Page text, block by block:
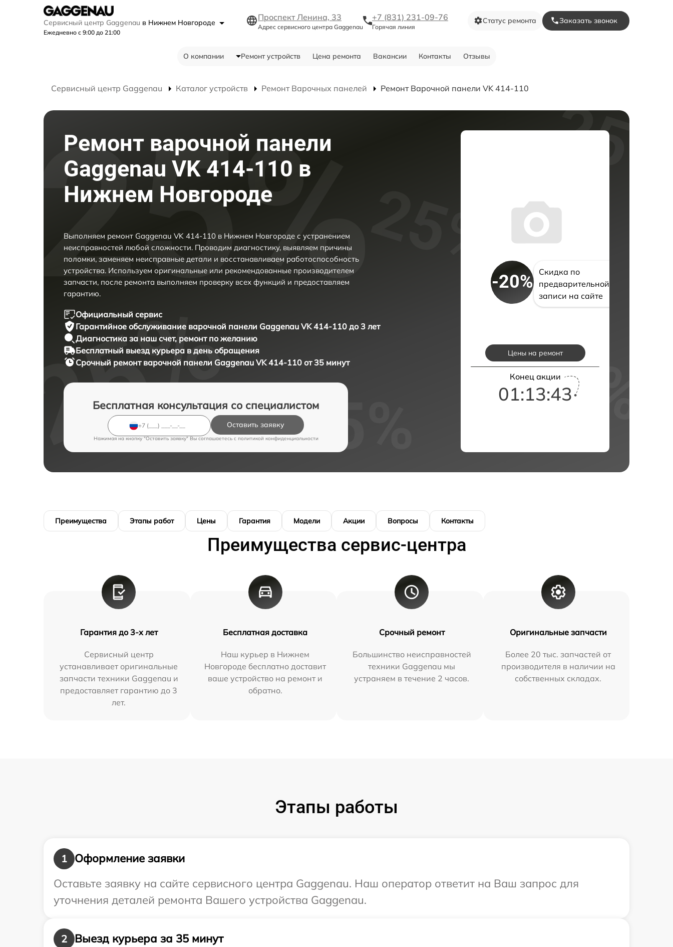
Сервисный центр Gaggenau в Нижнем Новгороде
Ежедневно с 9:00 до 21:00
Проспект Ленина, 33
Адрес сервисного центра Gaggenau
+7 (831) 231-09-76
Горячая линия
Статус ремонта Заказать звонок
О компании Ремонт устройств Цена ремонта Вакансии Контакты Отзывы
Сервисный центр Gaggenau Каталог устройств Ремонт Варочных панелей Ремонт Варочной панели VK 414-110
Ремонт варочной панели
Gaggenau VK 414-110 в
Нижнем Новгороде
Выполняем ремонт Gaggenau VK 414-110 в Нижнем Новгороде с устранением
неисправностей любой сложности. Проводим диагностику, выявляем причины
поломки, заменяем неисправные детали и восстанавливаем работоспособность
устройства. Используем оригинальные или рекомендованные производителем
запчасти, после ремонта выполняем проверку всех функций и предоставляем
гарантию.
Официальный сервис
Гарантийное обслуживание варочной панели Gaggenau VK 414-110 до 3 лет
Диагностика за наш счет, ремонт по желанию
Бесплатный выезд курьера в день обращения
Срочный ремонт варочной панели Gaggenau VK 414-110 от 35 минут
Бесплатная консультация со специалистом
Оставить заявку
Нажимая на кнопку "Оставить заявку" Вы соглашаетесь c политикой конфиденциальности
-20%
Скидка по
предварительной
записи на сайте
Цены на ремонт
Конец акции
01:13:42
Преимущества Этапы работ Цены Гарантия Модели Акции Вопросы Контакты
Преимущества сервис-центра
Гарантия до 3-х лет
Сервисный центр
устанавливает оригинальные
запчасти техники Gaggenau и
предоставляет гарантию до 3
лет.
Бесплатная доставка
Наш курьер в Нижнем
Новгороде бесплатно доставит
ваше устройство на ремонт и
обратно.
Срочный ремонт
Большинство неисправностей
техники Gaggenau мы
устраняем в течение 2 часов.
Оригинальные запчасти
Более 20 тыс. запчастей от
производителя в наличии на
собственных складах.
Этапы работы
1
Оформление заявки
Оставьте заявку на сайте сервисного центра Gaggenau. Наш оператор ответит на Ваш запрос для
уточнения деталей ремонта Вашего устройства Gaggenau.
2
Выезд курьера за 35 минут